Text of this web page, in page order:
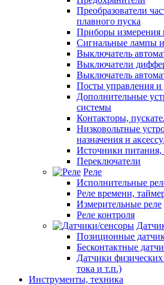
Преобразователи
плавного пуска
Приборы измерения
Сигнальные лампы
Выключатель
Выключатели
Выключатель
Посты управления
Дополнительные
системы
Контакторы,
Низковольтные
назначения и
Источники
Переключатели
Реле
Исполнительные
Реле времени,
Измерительные реле
Реле контроля
Позиционные
Бесконтактные
Датчики
тока и т.п.)
Инструменты, техника